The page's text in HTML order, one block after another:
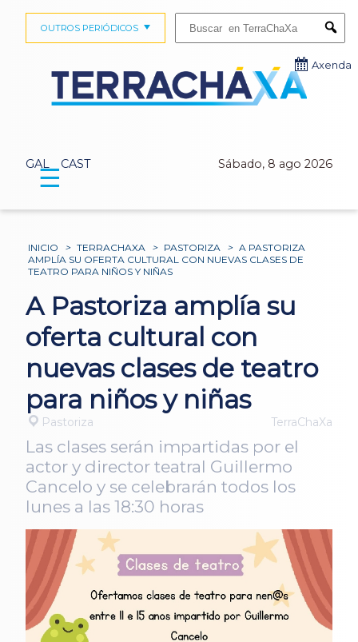
GAL CAST Sábado, 8 ago 2026
OUTROS PERIÓDICOS
Axenda
☰
INICIO > TERRACHAXA > PASTORIZA > A PASTORIZA
AMPLÍA SU OFERTA CULTURAL CON NUEVAS CLASES DE
TEATRO PARA NIÑOS Y NIÑAS
A Pastoriza amplía su
oferta cultural con
nuevas clases de teatro
para niños y niñas
Pastoriza TerraChaXa
Las clases serán impartidas por el
actor y director teatral Guillermo
Cancelo y se celebrarán todos los
lunes a las 18:30 horas